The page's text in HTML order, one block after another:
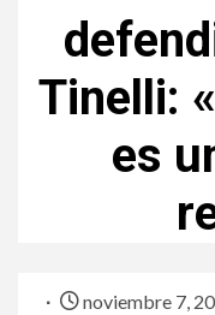
Tinelli:
es
noviembre 7,